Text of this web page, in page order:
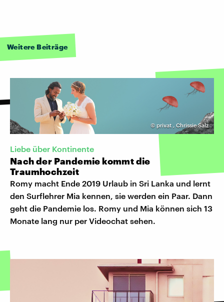
Weitere Beiträge
© privat , Chrissie Salz
Liebe über Kontinente
Nach der Pandemie kommt die
Traumhochzeit
Romy macht Ende 2019 Urlaub in Sri Lanka und lernt
den Surflehrer Mia kennen, sie werden ein Paar. Dann
geht die Pandemie los. Romy und Mia können sich 13
Monate lang nur per Videochat sehen.